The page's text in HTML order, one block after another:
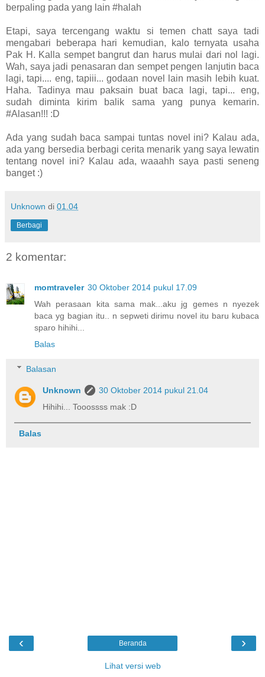
berpaling pada yang lain #halah
Etapi, saya tercengang waktu si temen chatt saya tadi
mengabari beberapa hari kemudian, kalo ternyata usaha
Pak H. Kalla sempet bangrut dan harus mulai dari nol lagi.
Wah, saya jadi penasaran dan sempet pengen lanjutin baca
lagi, tapi.... eng, tapiii... godaan novel lain masih lebih kuat.
Haha. Tadinya mau paksain buat baca lagi, tapi... eng,
sudah diminta kirim balik sama yang punya kemarin.
#Alasan!!! :D
Ada yang sudah baca sampai tuntas novel ini? Kalau ada,
ada yang bersedia berbagi cerita menarik yang saya lewatin
tentang novel ini? Kalau ada, waaahh saya pasti seneng
banget :)
Unknown di 01.04
Berbagi
2 komentar:
momtraveler 30 Oktober 2014 pukul 17.09
Wah perasaan kita sama mak...aku jg gemes n nyezek
baca yg bagian itu.. n sepweti dirimu novel itu baru kubaca
sparo hihihi...
Balas
Balasan
Unknown
30 Oktober 2014 pukul 21.04
Hihihi... Tooossss mak :D
Balas
‹ ›
Beranda
Lihat versi web